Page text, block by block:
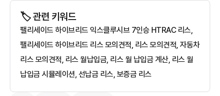
🏷️ 관련 키워드
팰리세이드 하이브리드 익스클루시브 7인승 HTRAC 리스,
팰리세이드 하이브리드 리스 모의견적, 리스 모의견적, 자동차
리스 모의견적, 리스 월납입금, 리스 월 납입금 계산, 리스 월
납입금 시뮬레이션, 선납금 리스, 보증금 리스